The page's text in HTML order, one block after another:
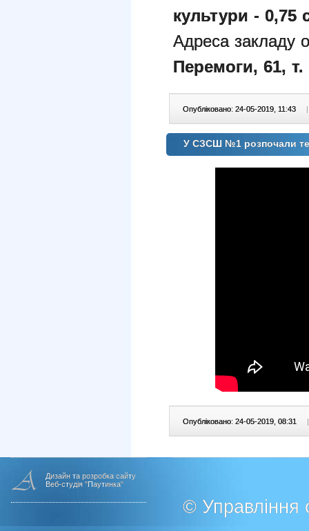
культури - 0,75
Адреса закладу
Перемоги, 61, т.
Опубліковано: 24-05-2019, 11:43 |
У СЗСШ №1 розпочали
Опубліковано: 24-05-2019, 08:31 |
Дизайн та розробка сайту
Веб-студія "Паутинка"
© Управління